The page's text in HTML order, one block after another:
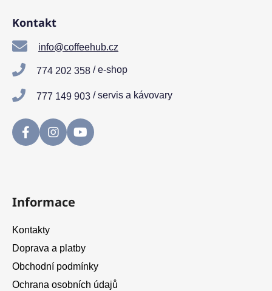
Kontakt
info@coffeehub.cz
774 202 358 / e-shop
777 149 903 / servis a kávovary
Informace
Kontakty
Doprava a platby
Obchodní podmínky
Ochrana osobních údajů